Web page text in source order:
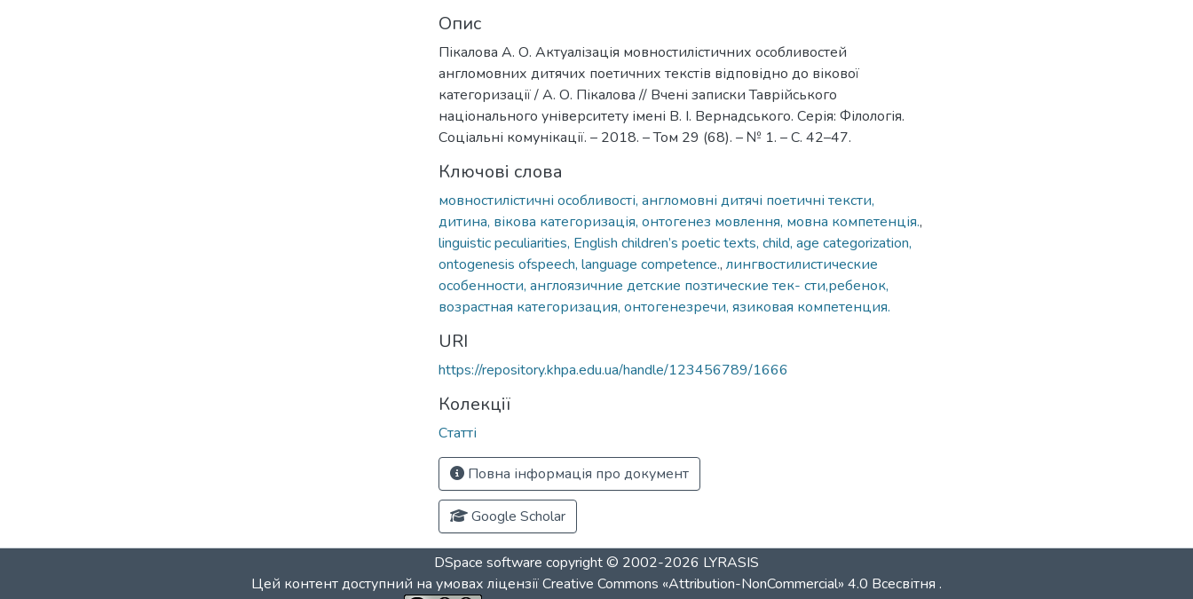
Опис
Пікалова А. О. Актуалізація мовностилістичних особливостей
англомовних дитячих поетичних текстів відповідно до вікової
категоризації / А. О. Пікалова // Вчені записки Таврійського
національного університету імені В. І. Вернадського. Серія: Філологія.
Соціальні комунікації. – 2018. – Том 29 (68). – № 1. – С. 42–47.
Ключові слова
мовностилістичні особливості, англомовні дитячі поетичні тексти,
дитина, вікова категоризація, онтогенез мовлення, мовна компетенція.,
linguistic peculiarities, English children’s poetic texts, child, age categorization,
ontogenesis ofspeech, language competence., лингвостилистические
особенности, англоязичние детские позтические тек- сти,ребенок,
возрастная категоризация, онтогенезречи, язиковая компетенция.
URI
https://repository.khpa.edu.ua/handle/123456789/1666
Колекції
Статті
Повна інформація про документ
Google Scholar
DSpace software copyright © 2002-2026 LYRASIS
Цей контент доступний на умовах ліцензіїCreative Commons «Attribution-NonCommercial» 4.0 Всесвітня .